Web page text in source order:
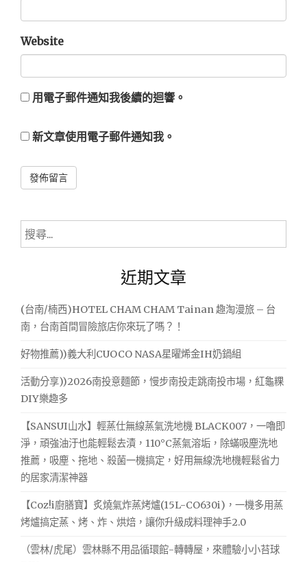
Website
用電子郵件通知我後續的迴響。
新文章使用電子郵件通知我。
搜
尋
近期文章
(台南/楠西)HOTEL CHAM CHAM Tainan 趣淘漫旅 – 台
南，台南首間冒險旅店你來玩了嗎？！
好物推薦))義大利CUOCO NASA星曜烯金IH奶鍋組
活動分享))2026南投意麵節，慢步南投走跳南投市場，紅龜粿
DIY樂趣多
【SANSUI山水】輕蒸仕無線蒸氣洗地機 BLACK007，一嚕即
淨，頑強油汙也能輕鬆去漬，110°C蒸氣溶垢，除蟎吸塵洗地
推薦，吸塵、拖地、殺菌一機搞定，好用無線洗地機輕鬆省力
的居家清潔神器
【Coz!i廚膳寶】炙燒氣炸蒸烤爐(15L-CO630i)，一機多用蒸
烤爐搞定蒸、烤、炸、烘焙，讓你升級成料理神手2.0
（雲林/虎尾）雲林縣不用品循環館-轉轉屋，來體驗小小苔球